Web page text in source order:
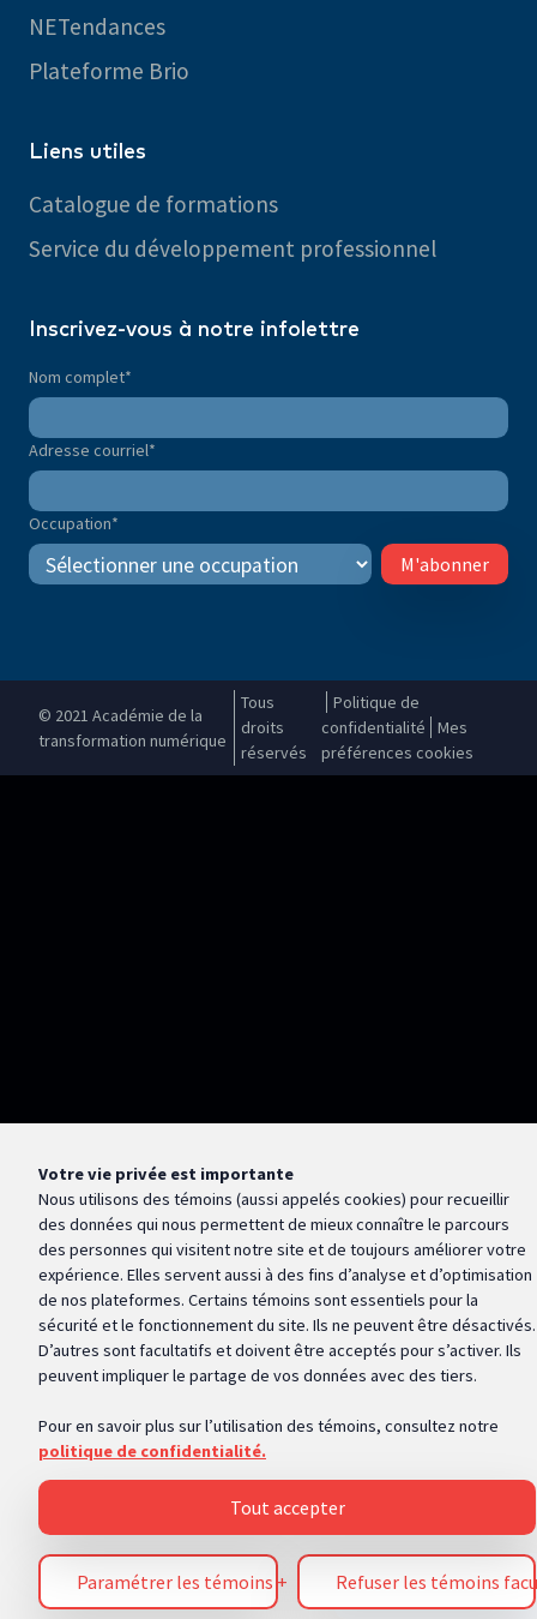
Inscription à
l'infolettre
NETendances
Plateforme Brio
Inscrivez-vous à notre infolettre
Nom complet*
Adresse courriel*
Occupation*
M'abonner
Liens utiles
Catalogue de formations
Service du développement professionnel
© 2021 Académie de la
transformation numérique
Tous
droits
réservés
Politique de
confidentialité
Mes
préférences cookies
Votre vie privée est importante
Nous utilisons des témoins (aussi appelés cookies) pour recueillir
des données qui nous permettent de mieux connaître le parcours
des personnes qui visitent notre site et de toujours améliorer votre
expérience. Elles servent aussi à des fins d’analyse et d’optimisation
de nos plateformes. Certains témoins sont essentiels pour la
sécurité et le fonctionnement du site. Ils ne peuvent être désactivés.
D’autres sont facultatifs et doivent être acceptés pour s’activer. Ils
peuvent impliquer le partage de vos données avec des tiers.
Pour en savoir plus sur l’utilisation des témoins, consultez notre
politique de confidentialité.
Paramétrer les témoins + Refuser les témoins
Tout accepter